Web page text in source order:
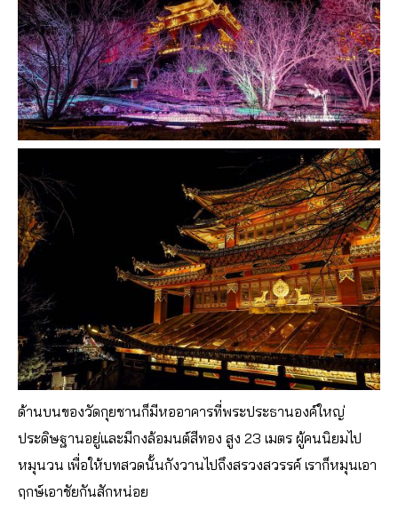
ด้านบนของวัดกุยชานก็มีหออาคารที่พระประธานองค์ใหญ่
ประดิษฐานอยู่และมีกงล้อมนต์สีทอง สูง 23 เมตร ผู้คนนิยมไป
หมุนวน เพื่อให้บทสวดนั้นกังวานไปถึงสรวงสวรรค์ เราก็หมุนเอา
ฤกษ์เอาชัยกันสักหน่อย